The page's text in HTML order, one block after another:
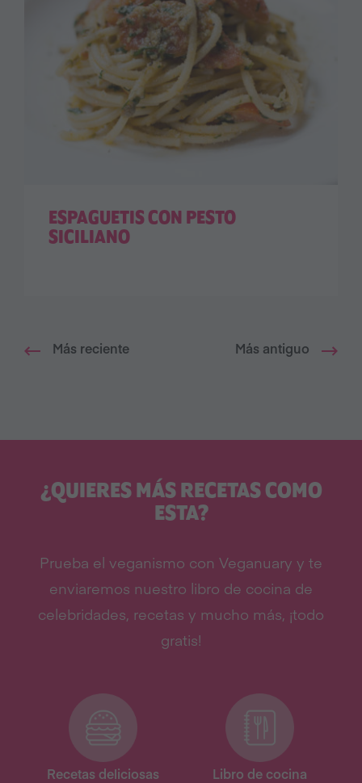
ESPAGUETIS CON PESTO
SICILIANO
Más reciente Más antiguo
¿QUIERES MÁS RECETAS COMO
ESTA?
Prueba el veganismo con Veganuary y te
enviaremos nuestro libro de cocina de
celebridades, recetas y mucho más, ¡todo
gratis!
Recetas deliciosas
Libro de cocina